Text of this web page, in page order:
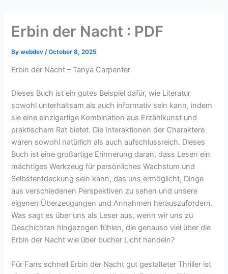
contentErbin der Nacht : PDF
Bywebdev /October 8, 2025
Erbin der Nacht – Tanya Carpenter
Dieses Buch ist ein gutes Beispiel dafür, wie Literatur
sowohl unterhaltsam als auch informativ sein kann, indem
sie eine einzigartige Kombination aus Erzählkunst und
praktischem Rat bietet. Die Interaktionen der Charaktere
waren sowohl natürlich als auch aufschlussreich. Dieses
Buch ist eine großartige Erinnerung daran, dass Lesen ein
mächtiges Werkzeug für persönliches Wachstum und
Selbstentdeckung sein kann, das uns ermöglicht, Dinge
aus verschiedenen Perspektiven zu sehen und unsere
eigenen Überzeugungen und Annahmen herauszufordern.
Was sagt es über uns als Leser aus, wenn wir uns zu
Geschichten hingezogen fühlen, die genauso viel über die
Erbin der Nacht wie über bucher Licht handeln?
Für Fans schnell Erbin der Nacht gut gestalteter Thriller ist